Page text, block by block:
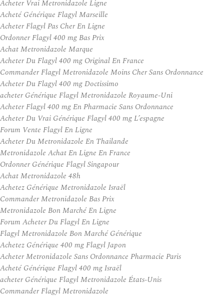
Acheter Vrai Metronidazole Ligne
Acheté Générique Flagyl Marseille
Acheter Flagyl Pas Cher En Ligne
Ordonner Flagyl 400 mg Bas Prix
Achat Metronidazole Marque
Acheter Du Flagyl 400 mg Original En France
Commander Flagyl Metronidazole Moins Cher Sans Ordonnance
Acheter Du Flagyl 400 mg Doctissimo
acheter Générique Flagyl Metronidazole Royaume-Uni
Acheter Flagyl 400 mg En Pharmacie Sans Ordonnance
Acheter Du Vrai Générique Flagyl 400 mg L’espagne
Forum Vente Flagyl En Ligne
Acheter Du Metronidazole En Thailande
Metronidazole Achat En Ligne En France
Ordonner Générique Flagyl Singapour
Achat Metronidazole 48h
Achetez Générique Metronidazole Israël
Commander Metronidazole Bas Prix
Metronidazole Bon Marché En Ligne
Forum Acheter Du Flagyl En Ligne
Flagyl Metronidazole Bon Marché Générique
Achetez Générique 400 mg Flagyl Japon
Acheter Metronidazole Sans Ordonnance Pharmacie Paris
Acheté Générique Flagyl 400 mg Israël
acheter Générique Flagyl Metronidazole États-Unis
Commander Flagyl Metronidazole